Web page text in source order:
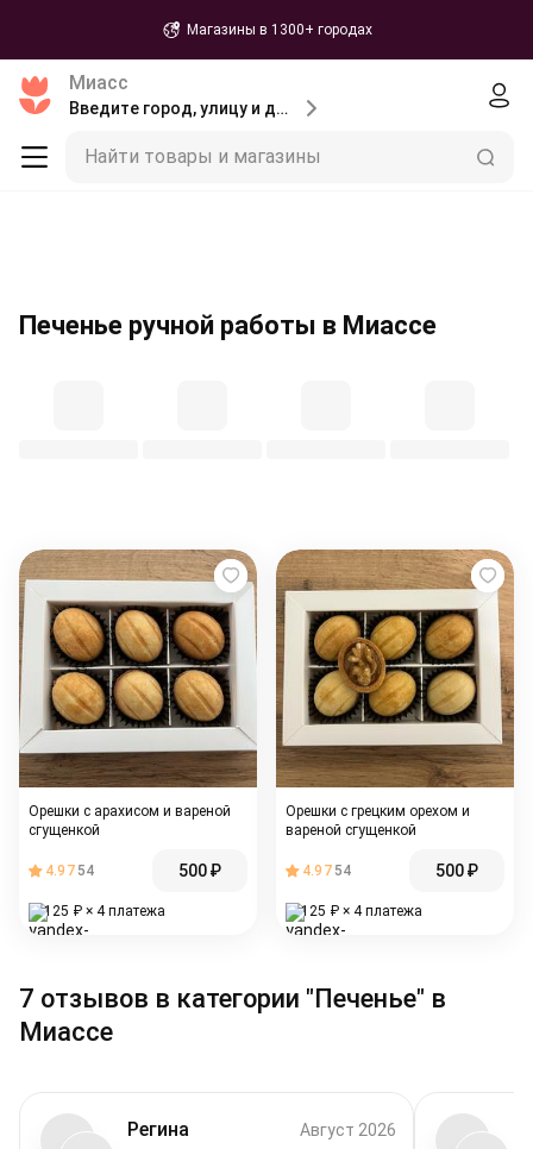
Магазины в 1300+ городах
Миасс
Введите город, улицу и дом доставки
Найти товары и магазины
Печенье ручной работы в Миассе
Орешки с арахисом и вареной
сгущенкой
4.97 54 500₽
125 ₽ × 4 платежа
Орешки с грецким орехом и
вареной сгущенкой
4.97 54 500₽
125 ₽ × 4 платежа
7 отзывов в категории "Печенье" в
Миассе
Регина
Август 2026